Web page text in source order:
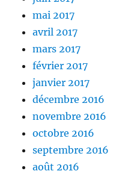
mai 2017
avril 2017
mars 2017
février 2017
janvier 2017
décembre 2016
novembre 2016
octobre 2016
septembre 2016
août 2016